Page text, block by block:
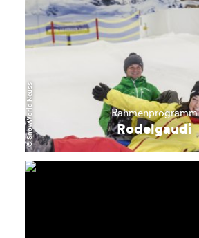
© SnowWorld Neuss Rahmenprogramm
Rodelgaudi